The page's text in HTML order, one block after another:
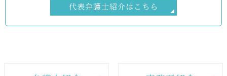
代表弁護士紹介はこちら